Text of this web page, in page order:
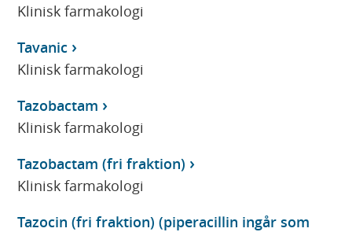
Klinisk farmakologi
Tavanic
Klinisk farmakologi
Tazobactam
Klinisk farmakologi
Tazobactam (fri fraktion)
Klinisk farmakologi
Tazocin (fri fraktion) (piperacillin ingår som